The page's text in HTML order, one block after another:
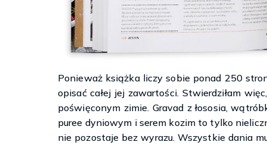
Ponieważ książka liczy sobie ponad 250
opisać całej jej zawartości. Stwierdziłam
poświęconym zimie. Gravad z łososia,
puree dyniowym i serem kozim to tylko
nie pozostaje bez wyrazu. Wszystkie dania